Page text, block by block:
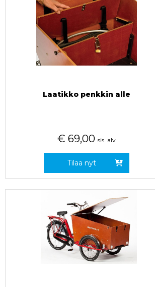
Laatikko penkkin alle
€ 69,00 sis. alv
Tilaa nyt